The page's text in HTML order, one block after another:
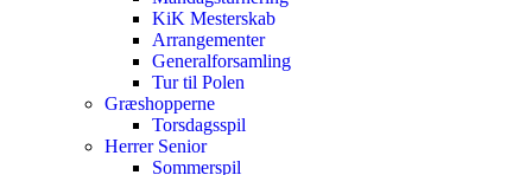
KiK Mesterskab
Arrangementer
Generalforsamling
Tur til Polen
Græshopperne
Torsdagsspil
Herrer Senior
Sommerspil